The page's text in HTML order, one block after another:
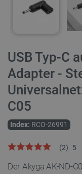
USB Typ-C
Adapter -
C05
Index: RCO-26991
5
(2)
Der Akyga AK-ND-